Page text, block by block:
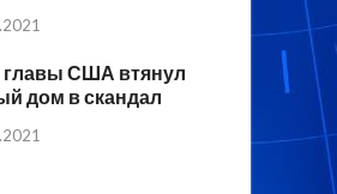
США втянул
дом в скандал